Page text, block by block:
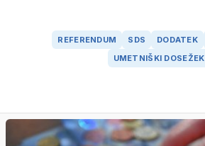
REFERENDUM SDS DODATEK
UMETNIŠKI DOSEŽEK